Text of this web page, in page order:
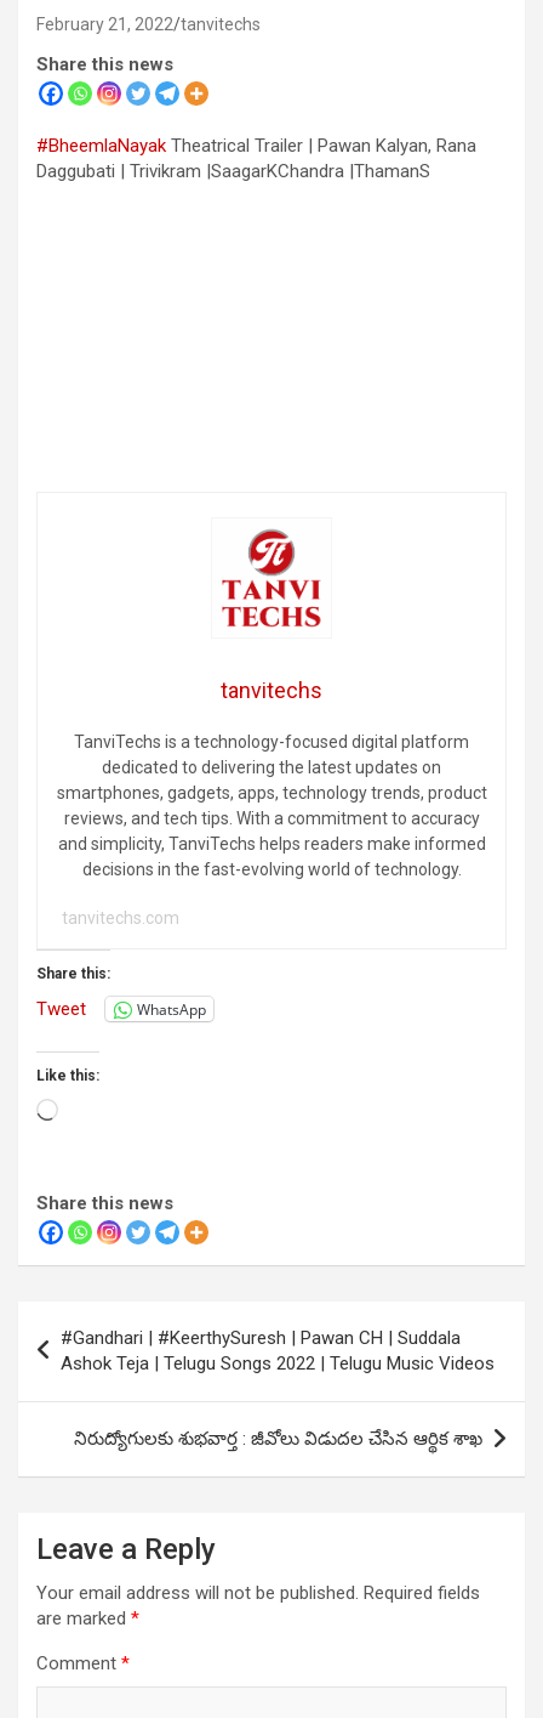
February 21, 2022 tanvitechs
Share this news
#BheemlaNayak Theatrical Trailer | Pawan Kalyan, Rana
Daggubati | Trivikram |SaagarKChandra |ThamanS
tanvitechs
TanviTechs is a technology-focused digital platform
dedicated to delivering the latest updates on
smartphones, gadgets, apps, technology trends, product
reviews, and tech tips. With a commitment to accuracy
and simplicity, TanviTechs helps readers make informed
decisions in the fast-evolving world of technology.
tanvitechs.com
Share this:
Tweet WhatsApp
Like this:
Loading…
Share this news
navigation
#Gandhari | #KeerthySuresh | Pawan CH | Suddala
Ashok Teja | Telugu Songs 2022 | Telugu Music Videos
నిరుద్యోగులకు శుభవార్త : జీవోలు విడుదల చేసిన ఆర్థిక శాఖ
Leave a Reply
Your email address will not be published. Required fields
are marked *
Comment *